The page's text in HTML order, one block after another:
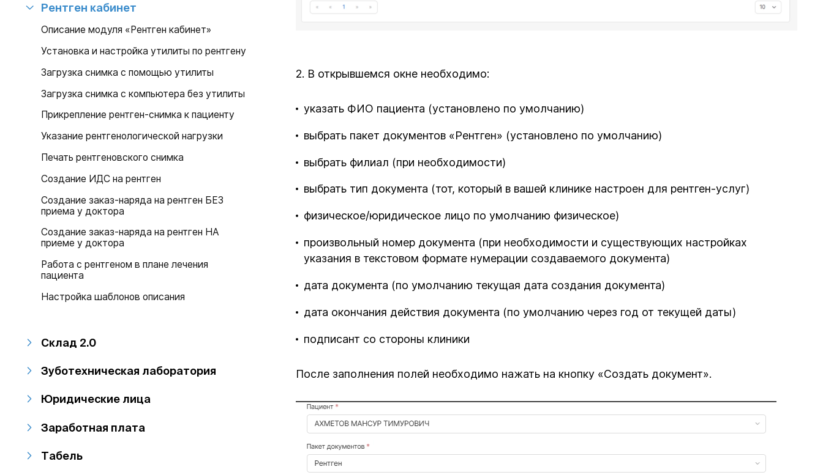
Рентген кабинет
Описание модуля «Рентген кабинет»
Установка и настройка утилиты по рентгену
Загрузка снимка с помощью утилиты
Загрузка снимка с компьютера без утилиты
Прикрепление рентген-снимка к пациенту
Указание рентгенологической нагрузки
Печать рентгеновского снимка
Создание ИДС на рентген
Создание заказ-наряда на рентген БЕЗ
приема у доктора
Создание заказ-наряда на рентген НА
приеме у доктора
Работа с рентгеном в плане лечения
пациента
Настройка шаблонов описания
Склад 2.0
Зуботехническая лаборатория
Юридические лица
Заработная плата
Табель
2. В открывшемся окне необходимо:
указать ФИО пациента (установлено по умолчанию)
выбрать пакет документов «Рентген» (установлено по умолчанию)
выбрать филиал (при необходимости)
выбрать тип документа (тот, который в вашей клинике настроен для рентген-услуг)
физическое/юридическое лицо по умолчанию физическое)
произвольный номер документа (при необходимости и существующих настройках
указания в текстовом формате нумерации создаваемого документа)
дата документа (по умолчанию текущая дата создания документа)
дата окончания действия документа (по умолчанию через год от текущей даты)
подписант со стороны клиники
После заполнения полей необходимо нажать на кнопку «Создать документ».